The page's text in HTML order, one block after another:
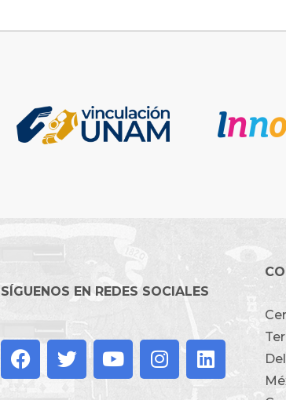
SÍGUENOS EN REDES SOCIALES